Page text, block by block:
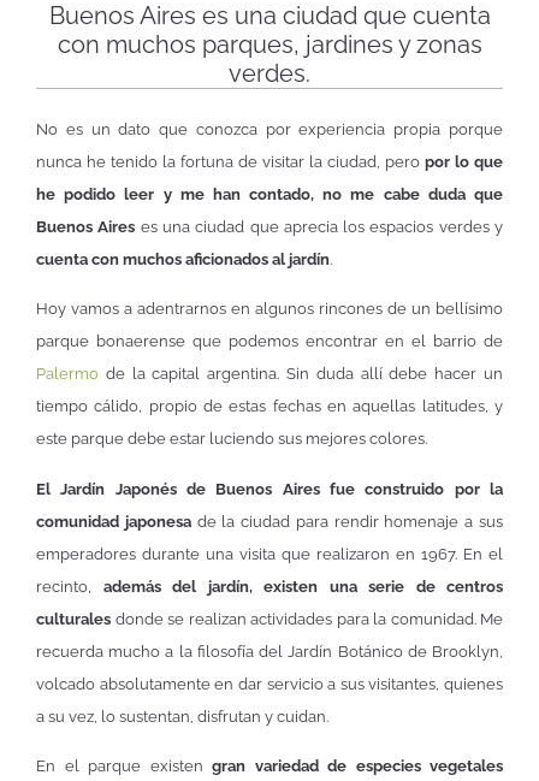
Buenos Aires es una ciudad que cuenta
con muchos parques, jardines y zonas
verdes.
No es un dato que conozca por experiencia propia porque
nunca he tenido la fortuna de visitar la ciudad, pero por lo que
he podido leer y me han contado, no me cabe duda que
Buenos Aires es una ciudad que aprecia los espacios verdes y
cuenta con muchos aficionados al jardín.
Hoy vamos a adentrarnos en algunos rincones de un bellísimo
parque bonaerense que podemos encontrar en el barrio de
Palermo de la capital argentina. Sin duda allí debe hacer un
tiempo cálido, propio de estas fechas en aquellas latitudes, y
este parque debe estar luciendo sus mejores colores.
El Jardín Japonés de Buenos Aires fue construido por la
comunidad japonesade la ciudad para rendir homenaje a sus
emperadores durante una visita que realizaron en 1967. En el
recinto, además del jardín, existen una serie de centros
culturales donde se realizan actividades para la comunidad. Me
recuerda mucho a la filosofía del Jardín Botánico de Brooklyn,
volcado absolutamente en dar servicio a sus visitantes, quienes
a su vez, lo sustentan, disfrutan y cuidan.
En el parque existen gran variedad de especies vegetales